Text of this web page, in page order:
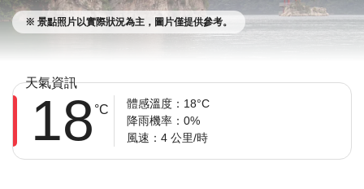
※ 景點照片以實際狀況為主，圖片僅提供參考。
天氣資訊
18 °C
體感溫度：18°C
降雨機率：0%
風速：4 公里/時